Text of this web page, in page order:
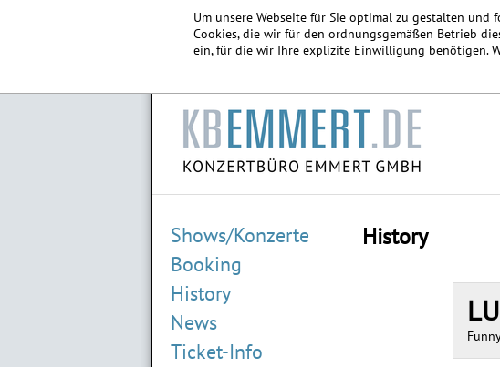
Um unsere Webseite für Sie optimal zu gestalten
Cookies, die wir für den ordnungsgemäßen Betrieb
ein, für die wir Ihre explizite Einwilligung benötigen.
Shows/Konzerte
Booking
History
News
Ticket-Info
History